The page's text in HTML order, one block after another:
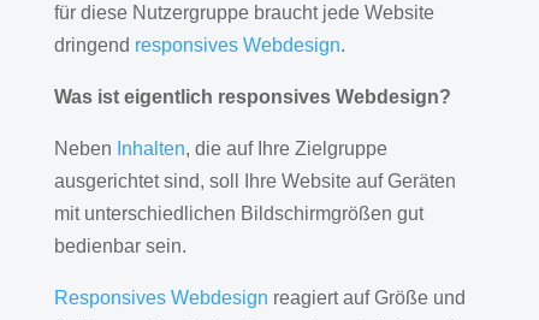
für diese Nutzergruppe braucht jede Website
dringend responsives Webdesign.
Was ist eigentlich responsives Webdesign?
Neben Inhalten, die auf Ihre Zielgruppe
ausgerichtet sind, soll Ihre Website auf Geräten
mit unterschiedlichen Bildschirmgrößen gut
bedienbar sein.
Responsives Webdesign reagiert auf Größe und